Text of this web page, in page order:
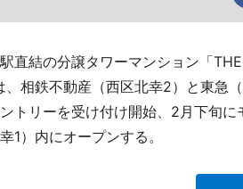
直結の分譲タワーマンション「
、相鉄不動産（西区北幸2）と東急
トリーを受け付け開始、2月下旬
1）内にオープンする。